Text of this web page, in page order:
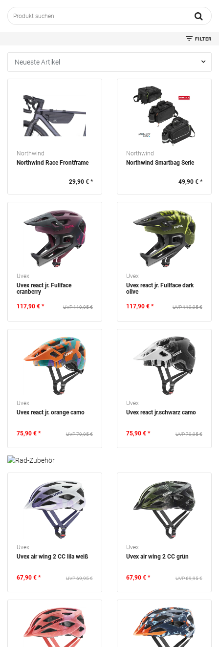
FILTER
KATEGORIEN
MARKE
BEFESTIGUNGSYSTEM
LUX
MONTAGEPOSITION
TASCHENGRÖSSE
WASSERDICHT
GESCHLECHT
KLEIDERGRÖSSE
RADGRÖSSE
SALE
Northwind
Northwind Race Frontframe
29,90 € *
Northwind
Northwind Smartbag Serie
49,90 € *
Uvex
Uvex react jr. Fullface
cranberry
119,95 €
117,90 € *
Uvex
Uvex react jr. Fullface dark
olive
119,95 €
117,90 € *
Uvex
Uvex react jr. orange camo
79,95 €
75,90 € *
Uvex
Uvex react jr.schwarz camo
79,95 €
75,90 € *
Uvex
Uvex air wing 2 CC lila weiß
69,95 €
67,90 € *
Uvex
Uvex air wing 2 CC grün
69,95 €
67,90 € *